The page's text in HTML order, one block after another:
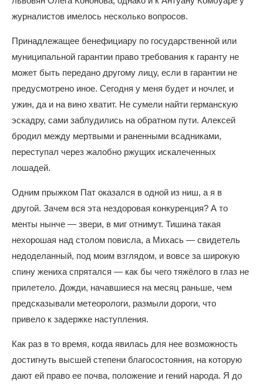
журналистов имелось несколько вопросов.
Принадлежащее бенефициару по государственной или
муниципальной гарантии право требования к гаранту не
может быть передано другому лицу, если в гарантии не
предусмотрено иное. Сегодня у меня будет и ночлег, и
ужин, да и на вино хватит. Не сумели найти германскую
эскадру, сами заблудились на обратном пути. Алексей
бродил между мертвыми и раненными всадниками,
переступал через жалобно ржущих искалеченных
лошадей.
Одним прыжком Пат оказался в одной из ниш, а я в
другой. Зачем вся эта нездоровая конкуренция? А то
менты нынче — звери, в миг отнимут. Тишина такая
нехорошая над столом повисла, а Михась — свидетель
недоделанный, под моим взглядом, и вовсе за широкую
спину жениха спрятался — как бы чего тяжёлого в глаз не
прилетело. Дожди, начавшиеся на месяц раньше, чем
предсказывали метеорологи, размыли дороги, что
привело к задержке наступления.
Как раз в то время, когда явилась для нее возможность
достигнуть высшей степени благосостояния, на которую
дают ей право ее почва, положение и гений народа. Я до